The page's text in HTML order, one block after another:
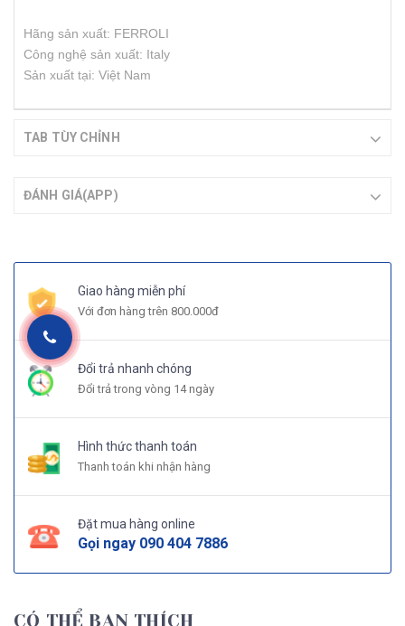
Hãng sản xuất: FERROLI
Công nghệ sản xuất: Italy
Sản xuất tại: Việt Nam
TAB TÙY CHỈNH
ĐÁNH GIÁ(APP)
Giao hàng miễn phí
Với đơn hàng trên 800.000đ
Đổi trả nhanh chóng
Đổi trả trong vòng 14 ngày
Hình thức thanh toán
Thanh toán khi nhận hàng
Đặt mua hàng online
Gọi ngay 090 404 7886
CÓ THỂ BẠN THÍCH